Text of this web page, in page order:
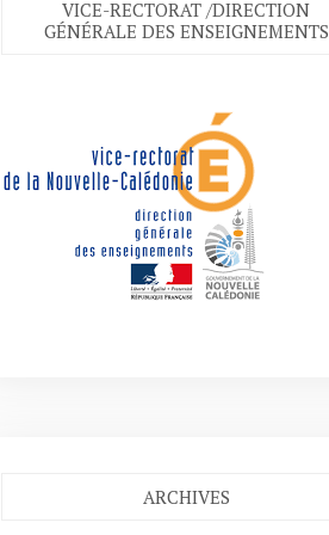
VICE-RECTORAT /DIRECTION
GÉNÉRALE DES ENSEIGNEMENTS
ARCHIVES